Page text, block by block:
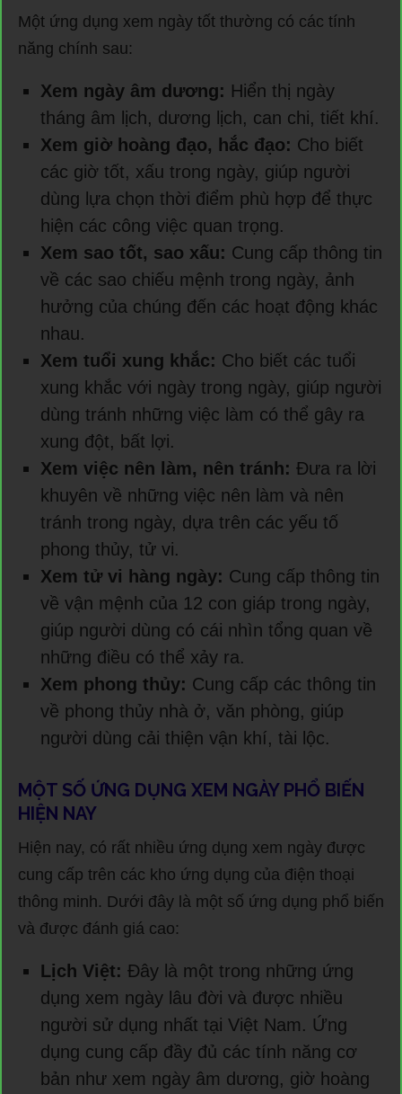
Một ứng dụng xem ngày tốt thường có các tính
năng chính sau:
Xem ngày âm dương: Hiển thị ngày
tháng âm lịch, dương lịch, can chi, tiết khí.
Xem giờ hoàng đạo, hắc đạo: Cho biết
các giờ tốt, xấu trong ngày, giúp người
dùng lựa chọn thời điểm phù hợp để thực
hiện các công việc quan trọng.
Xem sao tốt, sao xấu: Cung cấp thông tin
về các sao chiếu mệnh trong ngày, ảnh
hưởng của chúng đến các hoạt động khác
nhau.
Xem tuổi xung khắc: Cho biết các tuổi
xung khắc với ngày trong ngày, giúp người
dùng tránh những việc làm có thể gây ra
xung đột, bất lợi.
Xem việc nên làm, nên tránh: Đưa ra lời
khuyên về những việc nên làm và nên
tránh trong ngày, dựa trên các yếu tố
phong thủy, tử vi.
Xem tử vi hàng ngày: Cung cấp thông tin
về vận mệnh của 12 con giáp trong ngày,
giúp người dùng có cái nhìn tổng quan về
những điều có thể xảy ra.
Xem phong thủy: Cung cấp các thông tin
về phong thủy nhà ở, văn phòng, giúp
người dùng cải thiện vận khí, tài lộc.
MỘT SỐ ỨNG DỤNG XEM NGÀY PHỔ BIẾN
HIỆN NAY
Hiện nay, có rất nhiều ứng dụng xem ngày được
cung cấp trên các kho ứng dụng của điện thoại
thông minh. Dưới đây là một số ứng dụng phổ biến
và được đánh giá cao:
Lịch Việt: Đây là một trong những ứng
dụng xem ngày lâu đời và được nhiều
người sử dụng nhất tại Việt Nam. Ứng
dụng cung cấp đầy đủ các tính năng cơ
bản như xem ngày âm dương, giờ hoàng